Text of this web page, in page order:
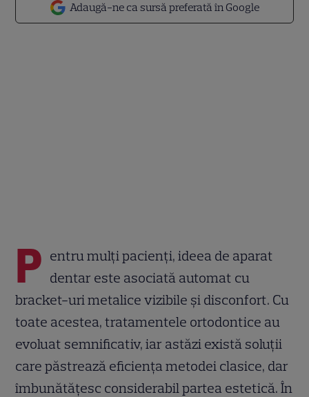
Adaugă-ne ca sursă preferată în Google
P entru mulți pacienți, ideea de aparat
dentar este asociată automat cu
bracket-uri metalice vizibile și disconfort. Cu
toate acestea, tratamentele ortodontice au
evoluat semnificativ, iar astăzi există soluții
care păstrează eficiența metodei clasice, dar
îmbunătățesc considerabil partea estetică. În